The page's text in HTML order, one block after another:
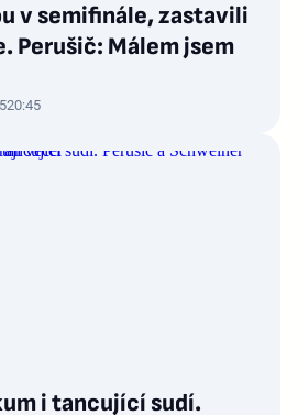
v semifinále, zastavili
Perušič: Málem jsem
20:45
i tancující sudí.